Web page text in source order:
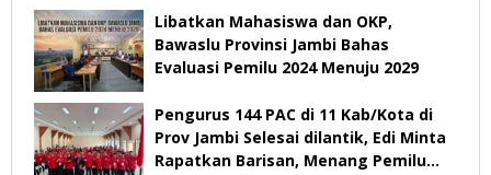
Libatkan Mahasiswa dan OKP,
Bawaslu Provinsi Jambi Bahas
Evaluasi Pemilu 2024 Menuju 2029
Pengurus 144 PAC di 11 Kab/Kota di
Prov Jambi Selesai dilantik, Edi Minta
Rapatkan Barisan, Menang Pemilu